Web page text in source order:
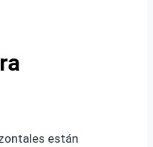
están